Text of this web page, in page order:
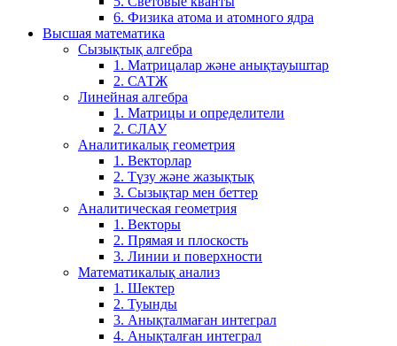
6. Физика атома и атомного ядра
Высшая математика
Сызықтық алгебра
1. Матрицалар және анықтауыштар
2. САТЖ
Линейная алгебра
1. Матрицы и определители
2. СЛАУ
Аналитикалық геометрия
1. Векторлар
2. Түзу және жазықтық
3. Сызықтар мен беттер
Аналитическая геометрия
1. Векторы
2. Прямая и плоскость
3. Линии и поверхности
Математикалық анализ
1. Шектер
2. Туынды
3. Анықталмаған интеграл
4. Анықталған интеграл